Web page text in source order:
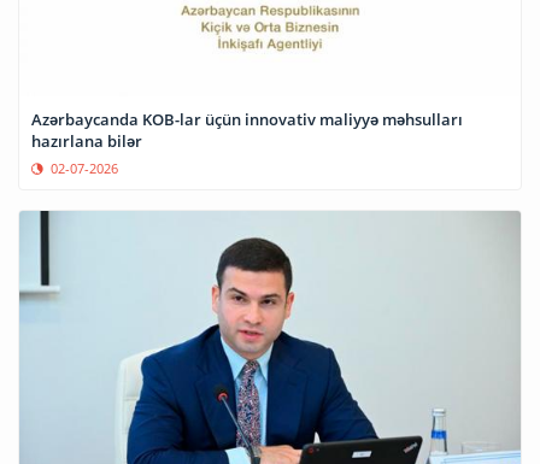
Azərbaycanda KOB-lar üçün innovativ maliyyə məhsulları
hazırlana bilər
02-07-2026